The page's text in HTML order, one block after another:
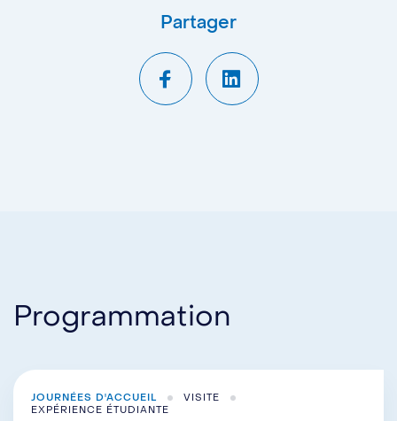
Partager
Programmation
JOURNÉES D'ACCUEIL
VISITE
EXPÉRIENCE ÉTUDIANTE